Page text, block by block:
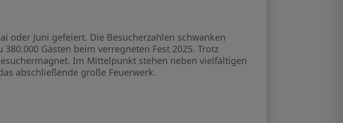
oder Juni gefeiert. Die Besucherzahlen schwanken
Gästen beim verregneten Fest 2025. Trotz
Im Mittelpunkt stehen neben vielfältigen
abschließende große Feuerwerk.